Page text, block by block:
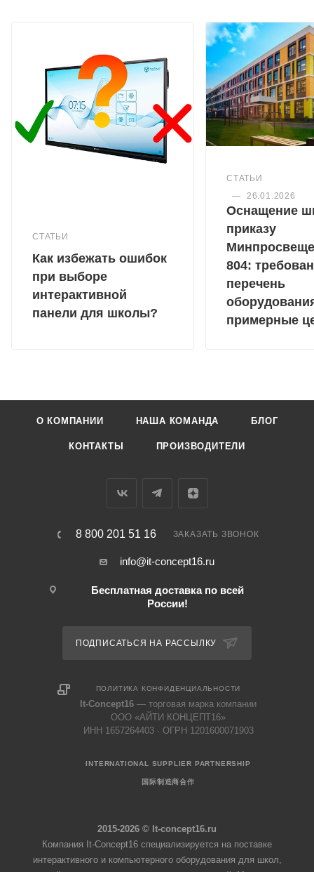
СТАТЬИ
Как избежать ошибок
при выборе
интерактивной
панели для школы?
СТАТЬИ
—
26.01.2026
Оснащение
приказу
804:
перечень
примерные
О КОМПАНИИ НАША КОМАНДА БЛОГ
КОНТАКТЫ ПРОИЗВОДИТЕЛИ
8 800 201 51 16 ЗАКАЗАТЬ ЗВОНОК
info@it-concept16.ru
Бесплатная доставка по всей
России!
ПОДПИСАТЬСЯ НА РАССЫЛКУ
ПОЛИТИКА КОНФИДЕНЦИАЛЬНОСТИ
It-Concept16 — торговая марка компании
ООО «АЙТИ КОНЦЕПТ16»
ИНН 1657264403 · ОГРН 1201600071903
INTERNATIONAL SUPPLIER PARTNERSHIP
国际制造商合作
2015-2026 © It-concept16.ru
Компания It-Concept16 специализируется на поставке
интерактивного и компьютерного оборудования для школ,